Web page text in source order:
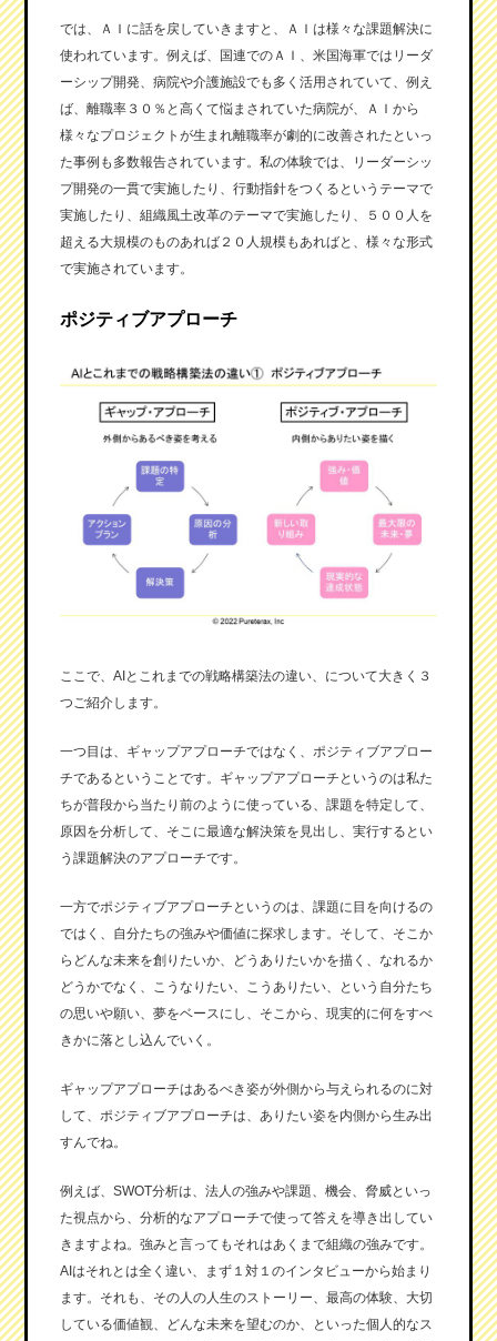
では、ＡＩに話を戻していきますと、ＡＩは様々な課題解決に
使われています。例えば、国連でのＡＩ、米国海軍ではリーダ
ーシップ開発、病院や介護施設でも多く活用されていて、例え
ば、離職率３０％と高くて悩まされていた病院が、ＡＩから
様々なプロジェクトが生まれ離職率が劇的に改善されたといっ
た事例も多数報告されています。私の体験では、リーダーシッ
プ開発の一貫で実施したり、行動指針をつくるというテーマで
実施したり、組織風土改革のテーマで実施したり、５００人を
超える大規模のものあれば２０人規模もあればと、様々な形式
で実施されています。
ポジティブアプローチ
ここで、AIとこれまでの戦略構築法の違い、について大きく３
つご紹介します。
一つ目は、ギャップアプローチではなく、ポジティブアプロー
チであるということです。ギャップアプローチというのは私た
ちが普段から当たり前のように使っている、課題を特定して、
原因を分析して、そこに最適な解決策を見出し、実行するとい
う課題解決のアプローチです。
一方でポジティブアプローチというのは、課題に目を向けるの
ではく、自分たちの強みや価値に探求します。そして、そこか
らどんな未来を創りたいか、どうありたいかを描く、なれるか
どうかでなく、こうなりたい、こうありたい、という自分たち
の思いや願い、夢をベースにし、そこから、現実的に何をすべ
きかに落とし込んでいく。
ギャップアプローチはあるべき姿が外側から与えられるのに対
して、ポジティブアプローチは、ありたい姿を内側から生み出
すんでね。
例えば、SWOT分析は、法人の強みや課題、機会、脅威といっ
た視点から、分析的なアプローチで使って答えを導き出してい
きますよね。強みと言ってもそれはあくまで組織の強みです。
AIはそれとは全く違い、まず１対１のインタビューから始まり
ます。それも、その人の人生のストーリー、最高の体験、大切
している価値観、どんな未来を望むのか、といった個人的なス